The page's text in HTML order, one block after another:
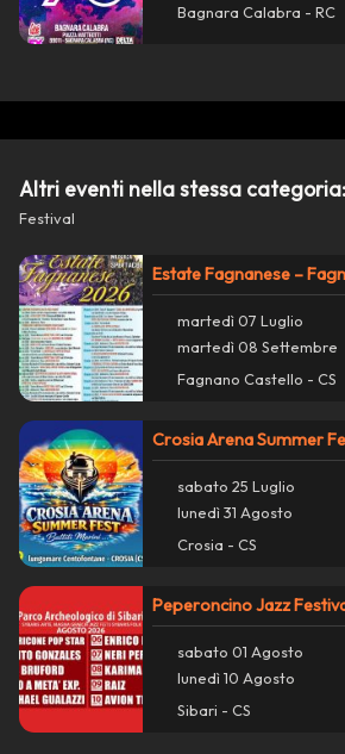
Azioni
Condividi su WhatsApp
report_problem Segnala un problema con questo
Bagnara Calabra - RC
Altri eventi nella stessa categoria:
Festival
Estate Fagnanese –
martedì 07 Luglio
martedì 08 Settembre
Fagnano Castello - CS
Crosia Arena Summer
sabato 25 Luglio
lunedì 31 Agosto
Crosia - CS
Peperoncino Jazz
sabato 01 Agosto
lunedì 10 Agosto
Sibari - CS